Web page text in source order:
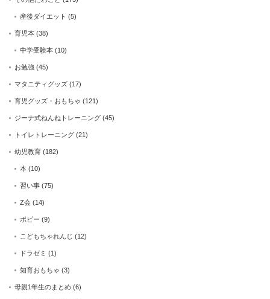
産後ダイエット (5)
育児本 (38)
中学受験本 (10)
お勉強 (45)
マタニティグッズ (17)
育児グッズ・おもちゃ (121)
ジーナ式ねんねトレーニング (45)
トイレトレーニング (21)
幼児教育 (182)
本 (10)
習い事 (75)
Z会 (14)
ポピー (9)
こどもちゃれんじ (12)
ドラゼミ (1)
知育おもちゃ (3)
母親1年生のまとめ (6)